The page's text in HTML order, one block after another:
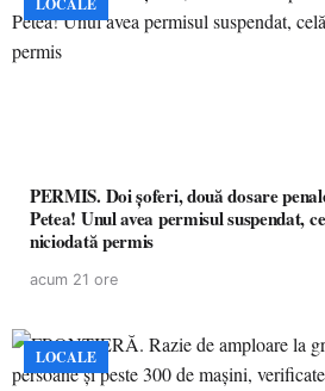
LOCALE
PERMIS. Doi șoferi, două dosare
Petea! Unul avea permisul suspendat,
niciodată permis
acum 21 ore
LOCALE